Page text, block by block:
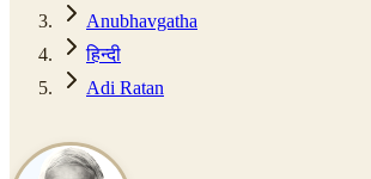
Anubhavgatha
हिन्दी
Adi Ratan